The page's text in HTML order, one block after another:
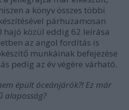
a könyv összes többi
párhuzamosan
hajó közül eddig 62 leírása
az angol fordítás is
munkáinak befejezése
pedig az év végére várható.
épült óceánjárók?! Ez már
alaposság?